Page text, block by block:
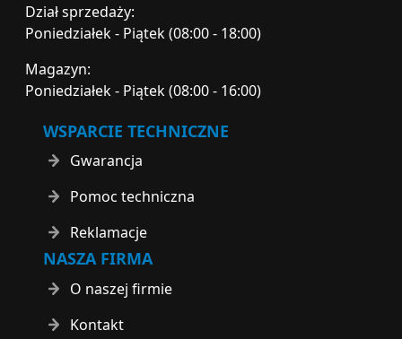
Dział sprzedaży:
Poniedziałek - Piątek (08:00 - 18:00)
Magazyn:
Poniedziałek - Piątek (08:00 - 16:00)
WSPARCIE TECHNICZNE
Gwarancja
Pomoc techniczna
Reklamacje
NASZA FIRMA
O naszej firmie
Kontakt